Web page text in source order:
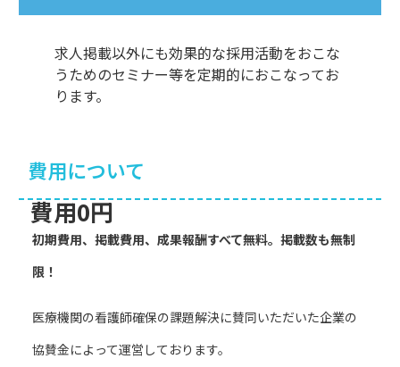
求人掲載以外にも効果的な採用活動をおこな
うためのセミナー等を定期的におこなってお
ります。
費用について
費用0円
初期費用、掲載費用、成果報酬すべて無料。掲載数も無制
限！
医療機関の看護師確保の課題解決に賛同いただいた企業の
協賛金によって運営しております。